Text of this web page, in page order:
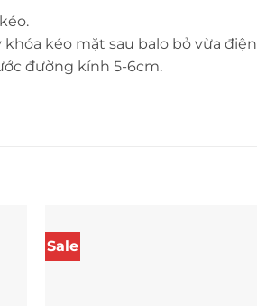
kéo mặt sau balo bỏ vừa điện
đường kính 5-6cm.
Sale